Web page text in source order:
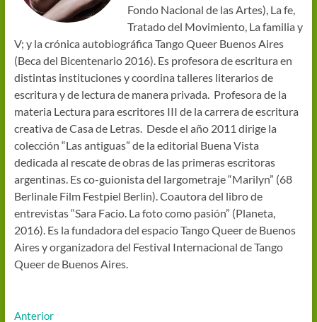
Fondo Nacional de las Artes), La fe,
Tratado del Movimiento, La familia y
V; y la crónica autobiográfica Tango Queer Buenos Aires
(Beca del Bicentenario 2016). Es profesora de escritura en
distintas instituciones y coordina talleres literarios de
escritura y de lectura de manera privada. Profesora de la
materia Lectura para escritores III de la carrera de escritura
creativa de Casa de Letras. Desde el año 2011 dirige la
colección “Las antiguas” de la editorial Buena Vista
dedicada al rescate de obras de las primeras escritoras
argentinas. Es co-guionista del largometraje “Marilyn” (68
Berlinale Film Festpiel Berlin). Coautora del libro de
entrevistas “Sara Facio. La foto como pasión” (Planeta,
2016). Es la fundadora del espacio Tango Queer de Buenos
Aires y organizadora del Festival Internacional de Tango
Queer de Buenos Aires.
AnteriorEntrada